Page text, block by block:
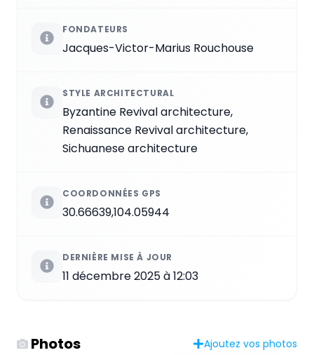
FONDATEURS
Jacques-Victor-Marius Rouchouse
STYLE ARCHITECTURAL
Byzantine Revival architecture,
Renaissance Revival architecture,
Sichuanese architecture
COORDONNÉES GPS
30.66639,104.05944
DERNIÈRE MISE À JOUR
11 décembre 2025 à 12:03
Photos Ajoutez vos photos